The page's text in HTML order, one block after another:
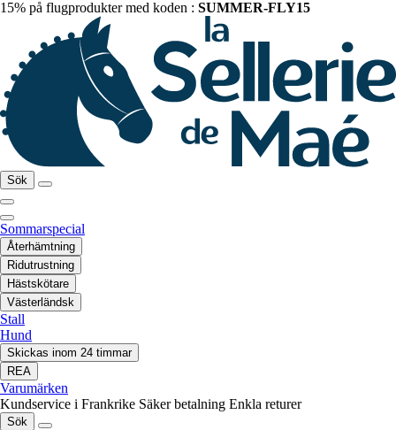
15% på flugprodukter med koden : SUMMER-FLY15
Sök
Sommarspecial
Återhämtning
Ridutrustning
Hästskötare
Västerländsk
Stall
Hund
Skickas inom 24 timmar
REA
Varumärken
Kundservice i Frankrike Säker betalning Enkla returer
Sök